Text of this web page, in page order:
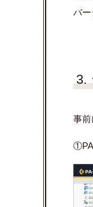
バー
3.
事前
①PA